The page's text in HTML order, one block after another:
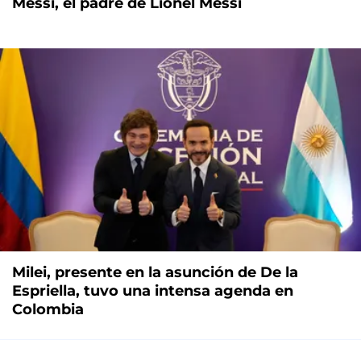
Milei, presente en la asunción de De la
Espriella, tuvo una intensa agenda en
Colombia